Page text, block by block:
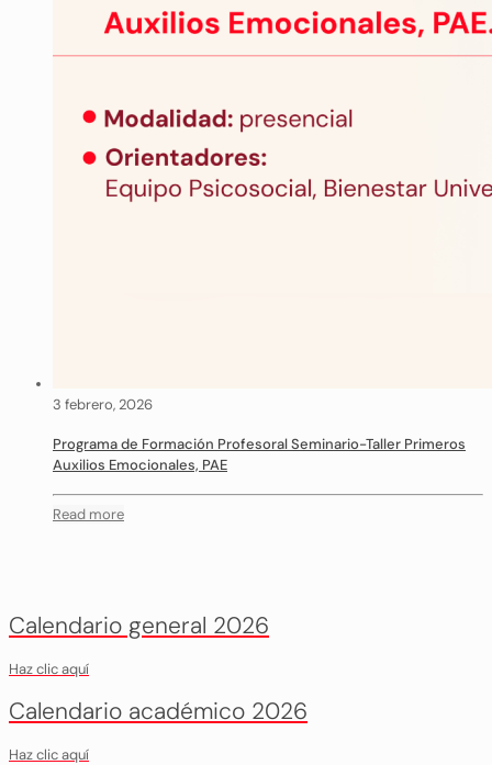
3 febrero, 2026
Programa de Formación Profesoral Seminario-Taller Primeros
Auxilios Emocionales, PAE
Read more
Calendario general 2026
Haz clic aquí
Calendario académico 2026
Haz clic aquí